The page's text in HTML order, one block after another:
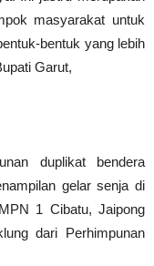
masyarakat untuk
bentuk yang lebih
Garut,
duplikat bendera
gelar senja di
1 Cibatu, Jaipong
dari Perhimpunan